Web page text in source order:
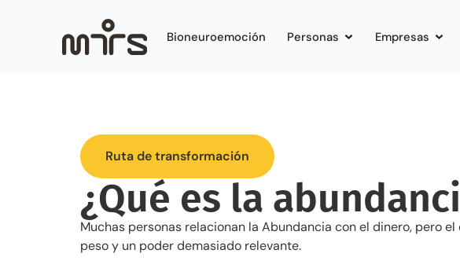
Bioneuroemoción Personas Empresas
Ruta de transformación
¿Qué es la
Muchas personas relacionan la Abundancia con el dinero, pero
peso y un poder demasiado relevante.